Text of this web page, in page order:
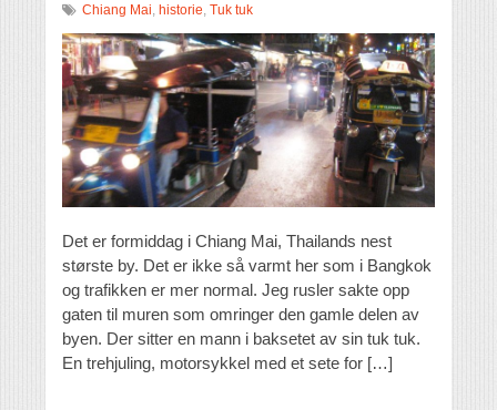
Chiang Mai, historie, Tuk tuk
Det er formiddag i Chiang Mai, Thailands nest
største by. Det er ikke så varmt her som i Bangkok
og trafikken er mer normal. Jeg rusler sakte opp
gaten til muren som omringer den gamle delen av
byen. Der sitter en mann i baksetet av sin tuk tuk.
En trehjuling, motorsykkel med et sete for […]